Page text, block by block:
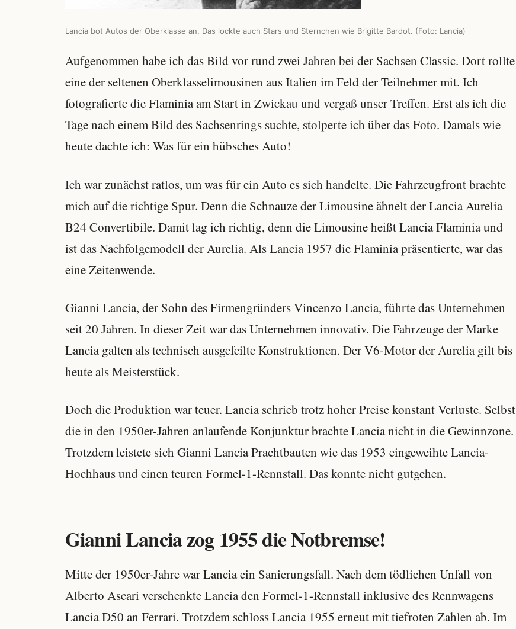
Lancia bot Autos der Oberklasse an. Das lockte auch Stars und Sternchen wie Brigitte Bardot. (Foto: Lancia)
Aufgenommen habe ich das Bild vor rund zwei Jahren bei der Sachsen Classic. Dort rollte
eine der seltenen Oberklasselimousinen aus Italien im Feld der Teilnehmer mit. Ich
fotografierte die Flaminia am Start in Zwickau und vergaß unser Treffen. Erst als ich die
Tage nach einem Bild des Sachsenrings suchte, stolperte ich über das Foto. Damals wie
heute dachte ich: Was für ein hübsches Auto!
Ich war zunächst ratlos, um was für ein Auto es sich handelte. Die Fahrzeugfront brachte
mich auf die richtige Spur. Denn die Schnauze der Limousine ähnelt der Lancia Aurelia
B24 Convertibile. Damit lag ich richtig, denn die Limousine heißt Lancia Flaminia und
ist das Nachfolgemodell der Aurelia. Als Lancia 1957 die Flaminia präsentierte, war das
eine Zeitenwende.
Gianni Lancia, der Sohn des Firmengründers Vincenzo Lancia, führte das Unternehmen
seit 20 Jahren. In dieser Zeit war das Unternehmen innovativ. Die Fahrzeuge der Marke
Lancia galten als technisch ausgefeilte Konstruktionen. Der V6-Motor der Aurelia gilt bis
heute als Meisterstück.
Doch die Produktion war teuer. Lancia schrieb trotz hoher Preise konstant Verluste. Selbst
die in den 1950er-Jahren anlaufende Konjunktur brachte Lancia nicht in die Gewinnzone.
Trotzdem leistete sich Gianni Lancia Prachtbauten wie das 1953 eingeweihte Lancia-
Hochhaus und einen teuren Formel-1-Rennstall. Das konnte nicht gutgehen.
Gianni Lancia zog 1955 die Notbremse!
Mitte der 1950er-Jahre war Lancia ein Sanierungsfall. Nach dem tödlichen Unfall von
Alberto Ascari verschenkte Lancia den Formel-1-Rennstall inklusive des Rennwagens
Lancia D50 an Ferrari. Trotzdem schloss Lancia 1955 erneut mit tiefroten Zahlen ab. Im